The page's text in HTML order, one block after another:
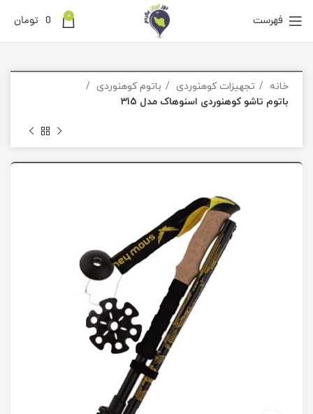
فهرست 0
0 تومان
خانه تجهیزات کوهنوردی
باتوم کوهنوردی
باتوم تاشو کوهنوردی اسنوهاک مدل 315